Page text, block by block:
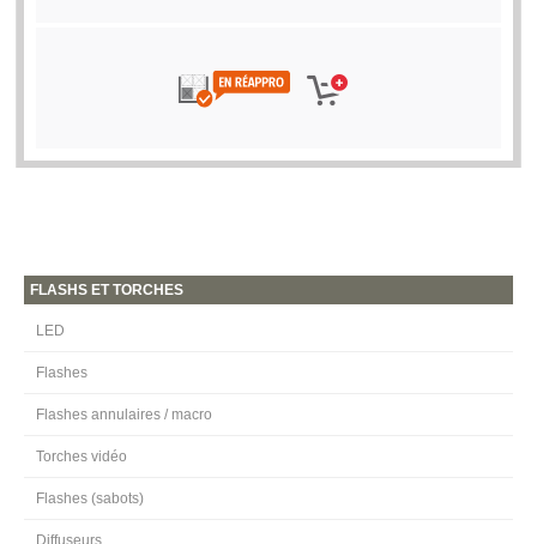
FLASHS ET TORCHES
LED
Flashes
Flashes annulaires / macro
Torches vidéo
Flashes (sabots)
Diffuseurs